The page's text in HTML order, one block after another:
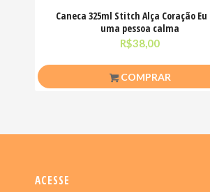
Caneca 325ml Stitch Alça Coração Eu
uma pessoa calma
R$38,00
COMPRAR
ACESSE